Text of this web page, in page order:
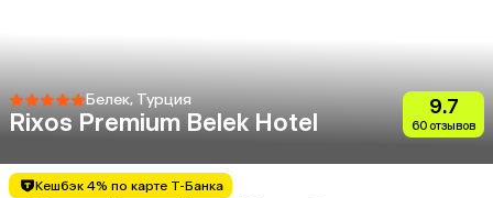
Белек, Турция
Rixos Premium Belek Hotel
9.7
60 отзывов
Кешбэк 4% по карте Т-Банка